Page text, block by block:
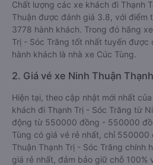
Chất lượng các xe khách đi Thạnh
Thuận được đánh giá 3.8, với điểm
3778 hành khách. Trong đó hãng
Trị - Sóc Trăng tốt nhất tuyến
hành khách là nhà xe Cúc Tùng.
2. Giá vé xe Ninh Thuận
Hiện tại, theo cập nhật mới nhất của
khách đi Thạnh Trị - Sóc Trăng từ
động từ 550000 đồng - 550000
Tùng có giá vé rẻ nhất, chỉ
Thuận Thạnh Trị - Sóc Trăng chính
giá rẻ nhất, đảm bảo giữ chỗ 100%